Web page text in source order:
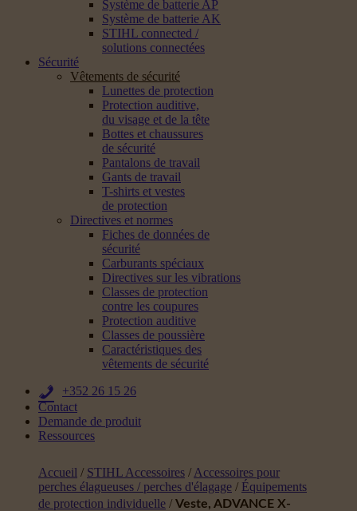
Système de batterie AP
Système de batterie AK
STIHL connected /
solutions connectées
Sécurité
Vêtements de sécurité
Lunettes de protection
Protection auditive,
du visage et de la tête
Bottes et chaussures
de sécurité
Pantalons de travail
Gants de travail
T-shirts et vestes
de protection
Directives et normes
Fiches de données de
sécurité
Carburants spéciaux
Directives sur les vibrations
Classes de protection
contre les coupures
Protection auditive
Classes de poussière
Caractéristiques des
vêtements de sécurité
+352 26 15 26
Contact
Demande de produit
Ressources
Accueil / STIHL Accessoires / Accessoires pour
perches élagueuses / perches d'élagage / Équipements
de protection individuelle / Veste, ADVANCE X-